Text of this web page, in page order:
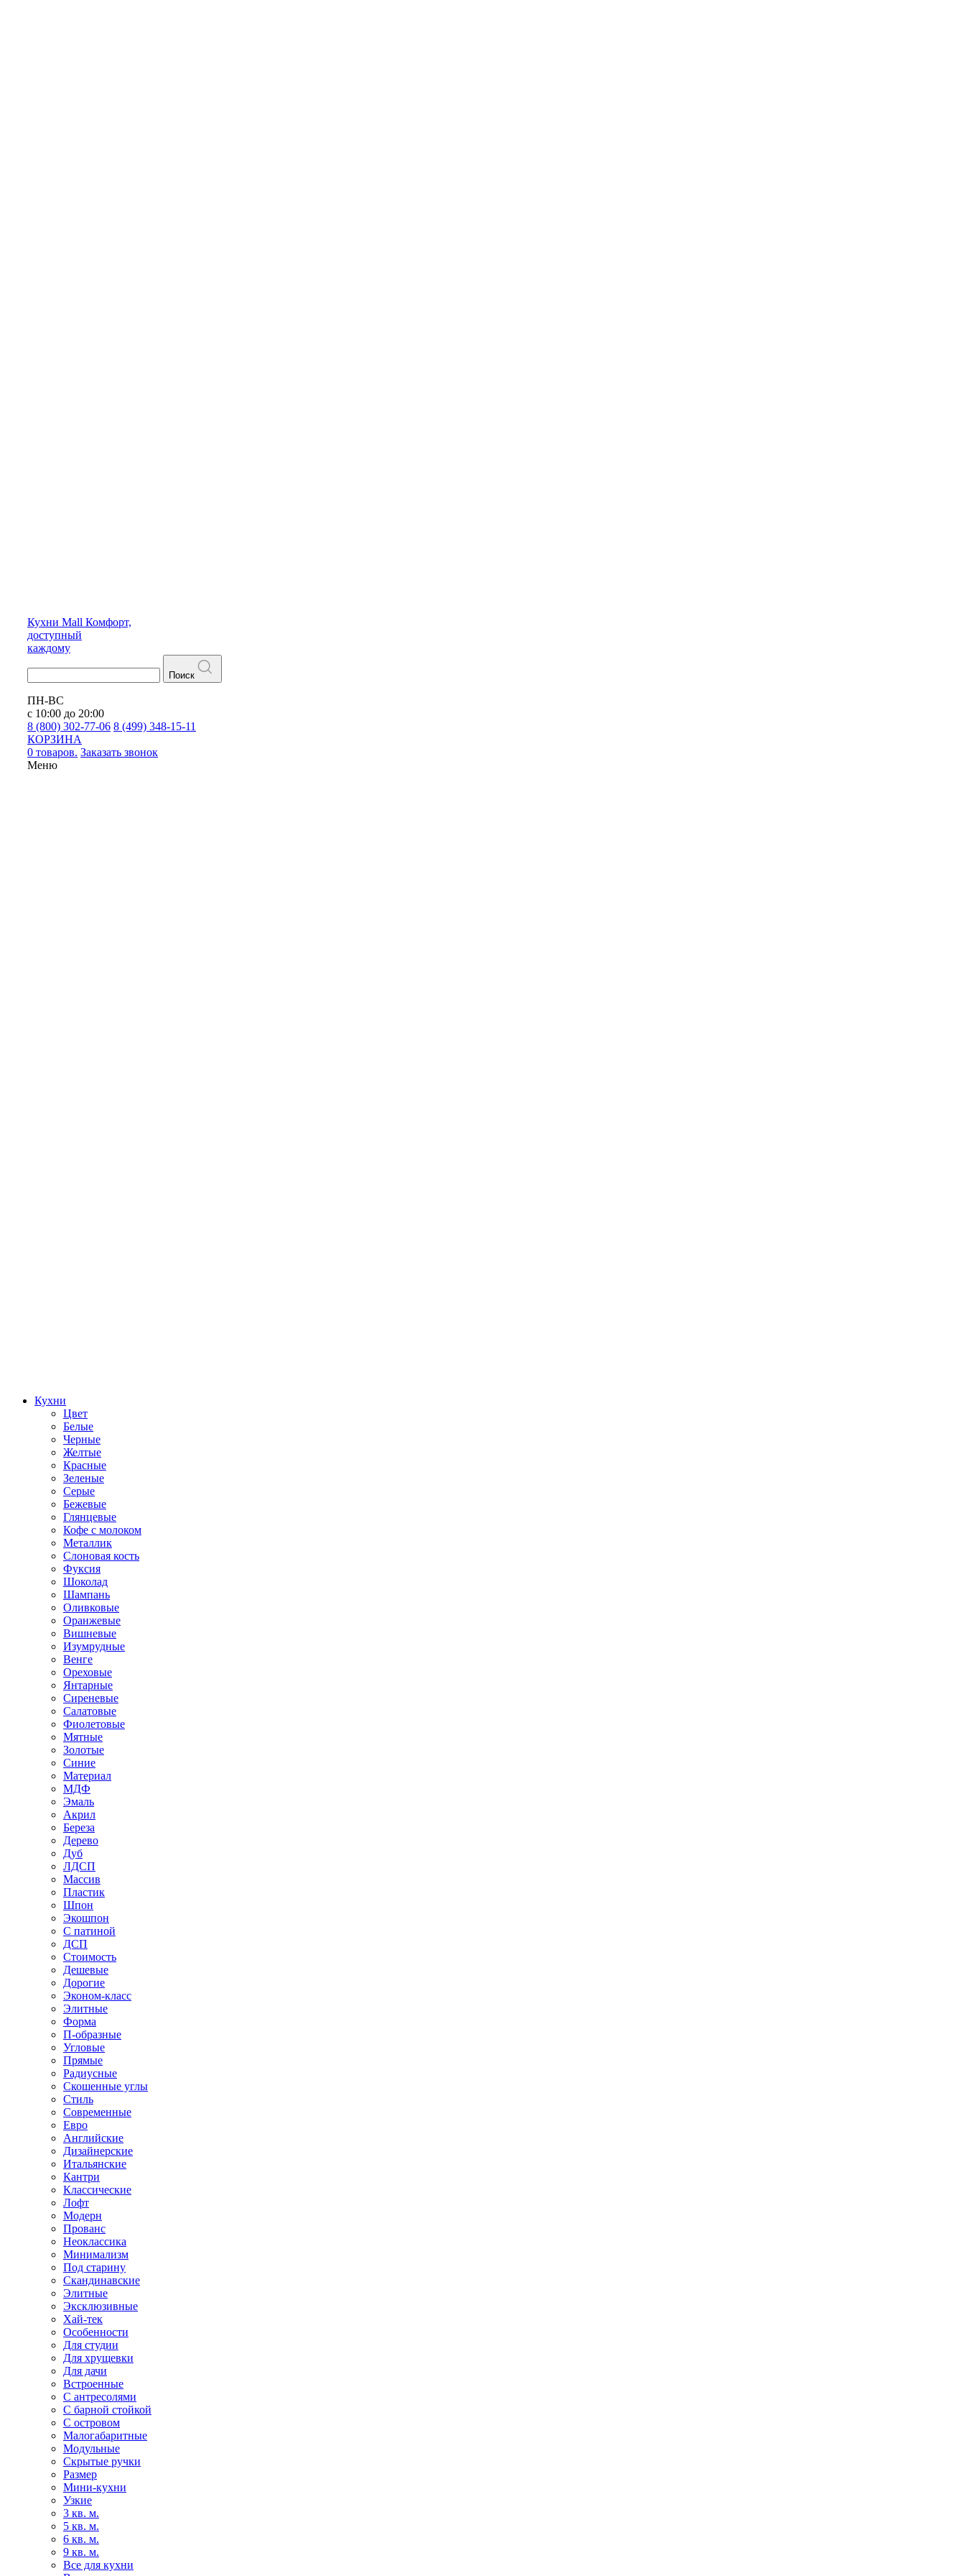
Кухни Mall Комфорт,
доступный
каждому
Поиск
ПН-ВС
с 10:00 до 20:00
8 (800) 302-77-06 8 (499) 348-15-11
КОРЗИНА
0 товаров. Заказать звонок
Меню
Кухни
Цвет
Белые
Черные
Желтые
Красные
Зеленые
Серые
Бежевые
Глянцевые
Кофе с молоком
Металлик
Слоновая кость
Фуксия
Шоколад
Шампань
Оливковые
Оранжевые
Вишневые
Изумрудные
Венге
Ореховые
Янтарные
Сиреневые
Салатовые
Фиолетовые
Мятные
Золотые
Синие
Материал
МДФ
Эмаль
Акрил
Береза
Дерево
Дуб
ЛДСП
Массив
Пластик
Шпон
Экошпон
С патиной
ДСП
Стоимость
Дешевые
Дорогие
Эконом-класс
Элитные
Форма
П-образные
Угловые
Прямые
Радиусные
Скошенные углы
Стиль
Современные
Евро
Английские
Дизайнерские
Итальянские
Кантри
Классические
Лофт
Модерн
Прованс
Неоклассика
Минимализм
Под старину
Скандинавские
Элитные
Эксклюзивные
Хай-тек
Особенности
Для студии
Для хрущевки
Для дачи
Встроенные
С антресолями
С барной стойкой
С островом
Малогабаритные
Модульные
Скрытые ручки
Размер
Мини-кухни
Узкие
3 кв. м.
5 кв. м.
6 кв. м.
9 кв. м.
Все для кухни